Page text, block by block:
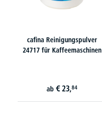
cafina Reinigungspulver
24717 für Kaffeemaschinen
ab € 23,84